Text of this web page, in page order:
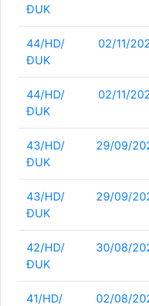
ĐUK
44/HD/
ĐUK
02/11/
44/HD/
ĐUK
02/11/
43/HD/
ĐUK
29/09/
43/HD/
ĐUK
29/09/
42/HD/
ĐUK
30/08/
41/HD/
02/08/